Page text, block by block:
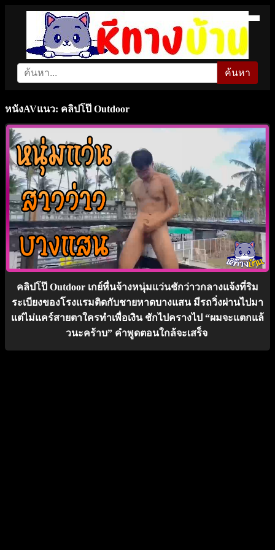
ค้นหา
หนังAVแนว: คลิปโป๊ Outdoor
คลิปโป๊ Outdoor เกย์หื่นจ้างหนุ่มแว่นชักว่าวกลางแจ้งที่ริม
ระเบียงของโรงแรมติดกับชายหาดบางแสน มีรถวิ่งผ่านไปมา
แต่ไม่แคร์สายตาใครทำเพื่อเงิน ชักไปครางไป “ผมจะแตกแล้
วนะคร้าบ” คำพูดตอนใกล้จะเสร็จ